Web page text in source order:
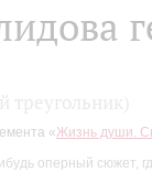
«Жизнь души.
оперный сюжет,